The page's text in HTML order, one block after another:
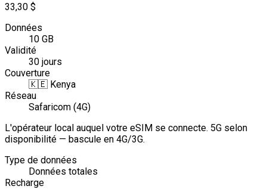
33,30 $
Données
10 GB
Validité
30 jours
Couverture
🇰🇪 Kenya
Réseau
Safaricom (4G)
L'opérateur local auquel votre eSIM se connecte. 5G selon
disponibilité — bascule en 4G/3G.
Type de données
Données totales
Recharge